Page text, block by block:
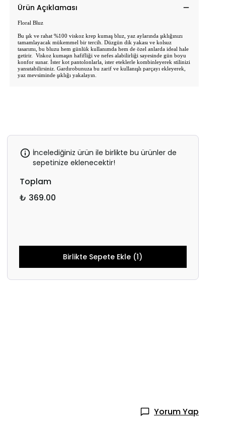
Ürün Açıklaması
Floral Bluz
Bu şık ve rahat %100 viskoz krep kumaş bluz, yaz aylarında şıklığınızı
tamamlayacak mükemmel bir tercih. Düzgün dik yakası ve kolsuz
tasarımı, bu bluzu hem günlük kullanımda hem de özel anlarda ideal hale
getirir. Viskoz kumaşın hafifliği ve nefes alabilirliği sayesinde gün boyu
konfor sunar. İster kot pantolonlarla, ister eteklerle kombinleyerek stilinizi
yansıtabilirsiniz. Gardırobunuza bu zarif ve kullanışlı parçayı ekleyerek,
yaz mevsiminde şıklığı yakalayın.
İncelediğiniz ürün ile birlikte bu ürünler de
sepetinize eklenecektir!
Toplam
₺ 369.00
Birlikte Sepete Ekle (1)
Yorum Yap